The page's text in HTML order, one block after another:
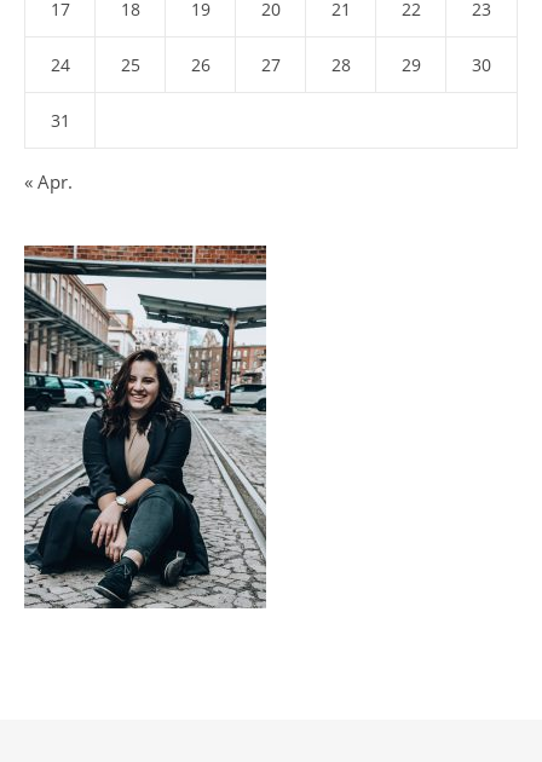
17 18 19 20 21 22 23
24 25 26 27 28 29 30
31
« Apr.